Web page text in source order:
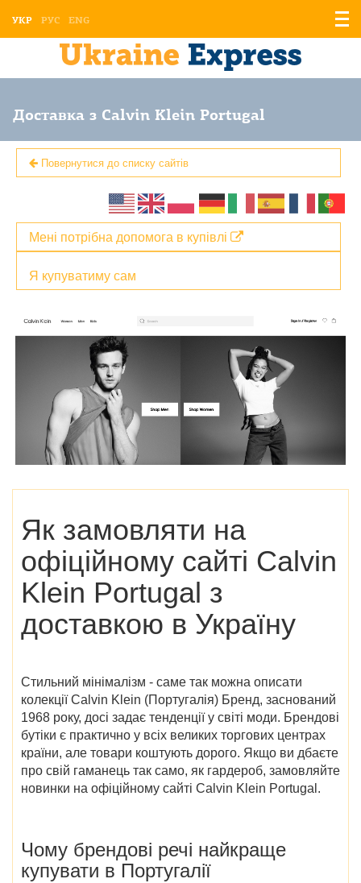
УКР РУС ENG
Доставка з Calvin Klein Portugal
Повернутися до списку сайтів
Я купуватиму сам
Мені потрібна допомога в купівлі
Як замовляти на
офіційному сайті Calvin
Klein Portugal з
доставкою в Україну
Стильний мінімалізм - саме так можна описати
колекціїCalvin Klein (Португалія) Бренд, заснований
1968 року, досі задає тенденції у світі моди. Брендові
бутіки є практично у всіх великих торгових центрах
країни, але товари коштують дорого. Якщо ви дбаєте
про свій гаманець так само, як гардероб, замовляйте
новинки на офіційному сайті Calvin Klein Portugal .
Чому брендові речі найкраще
купувати в Португалії